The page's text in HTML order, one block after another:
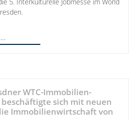
WTC-Immobilien-
beschäftigte sich mit neuen
Immobilienwirtschaft von